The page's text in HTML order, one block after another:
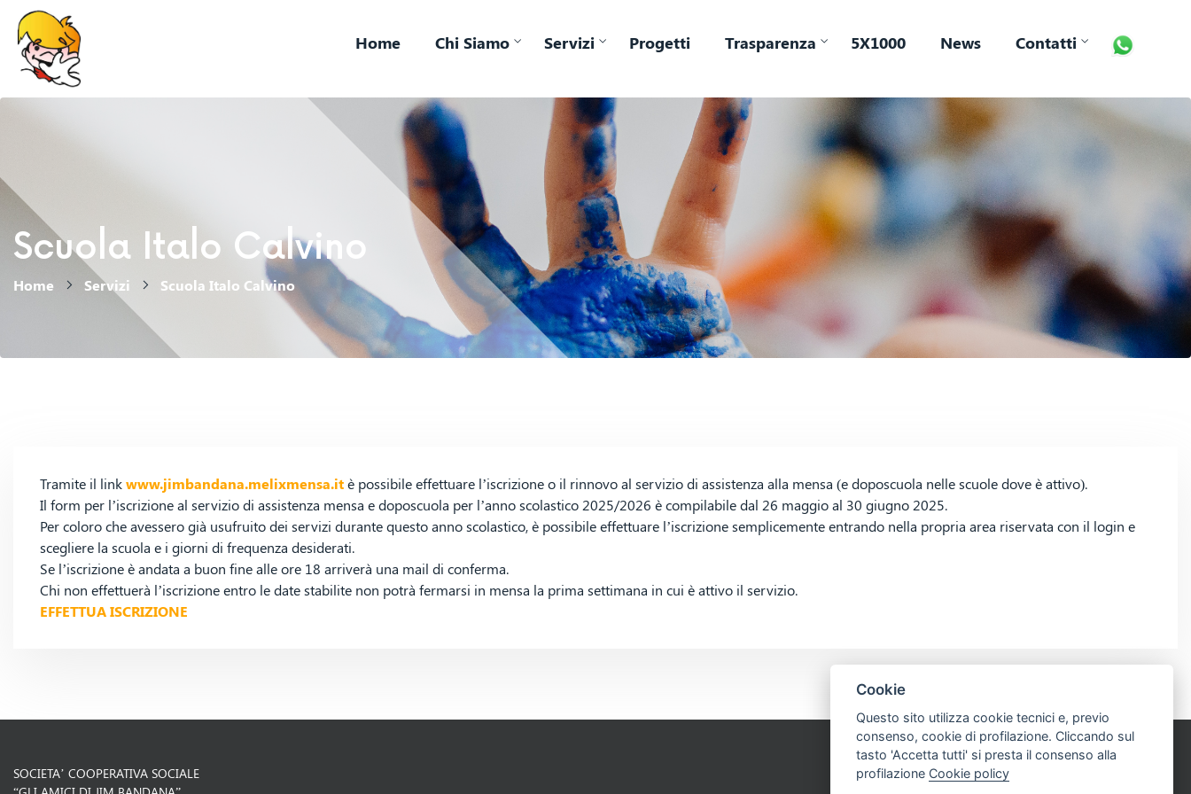
Home Chi Siamo Servizi Progetti Trasparenza 5X1000 News Contatti
Scuola Italo Calvino
Home Servizi Scuola Italo Calvino
Tramite il linkwww.jimbandana.melixmensa.itè possibile effettuare l’iscrizione o il rinnovo al servizio di assistenza alla mensa (e doposcuola nelle scuole dove è attivo).
Il form per l’iscrizione al servizio di assistenza mensa e doposcuola per l’anno scolastico 2025/2026 è compilabile dal 26 maggio al 30 giugno 2025.
Per coloro che avessero già usufruito dei servizi durante questo anno scolastico, è possibile effettuare l’iscrizione semplicemente entrando nella propria area riservata con il login e
scegliere la scuola e i giorni di frequenza desiderati.
Se l’iscrizione è andata a buon fine alle ore 18 arriverà una mail di conferma.
Chi non effettuerà l’iscrizione entro le date stabilite non potrà fermarsi in mensa la prima settimana in cui è attivo il servizio.
EFFETTUA ISCRIZIONE
SOCIETA’ COOPERATIVA SOCIALE
Cookie
Questo sito utilizza cookie tecnici e, previo
consenso, cookie di profilazione. Cliccando sul
tasto 'Accetta tutti' si presta il consenso alla
profilazione Cookie policy